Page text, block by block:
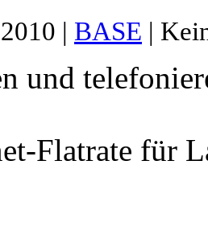
| BASE |
und
Flatrate für